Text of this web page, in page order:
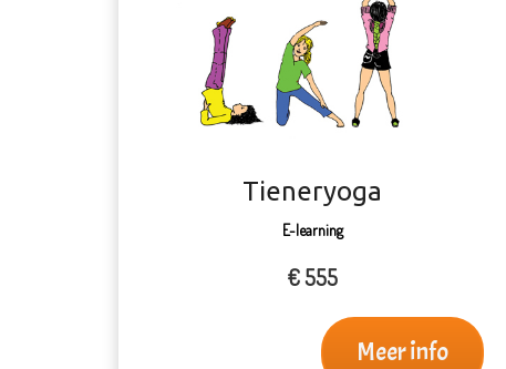
Tieneryoga
E-learning
€ 555
Meer info